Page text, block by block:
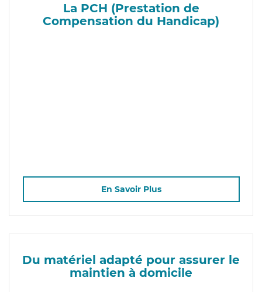
La PCH (Prestation de
Compensation du Handicap)
En Savoir Plus
Du matériel adapté pour assurer le
maintien à domicile